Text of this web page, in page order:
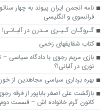
نامه انجمن ایران پیوند به چهار
فرانسوی و انگلیسی
گـروگـان گـیـری مـدرن در آلبـانـی!
کتاب شقایقهای زخمی
بازی مریم رجوی با دادگاه سیاسی –
نوری در آلبانی!؟
بهره برداری سیاسی مجاهدین از
بازگشت علی اصغر باباپور از فرقه
کانون گرم خانواده اش – قسمت دوم